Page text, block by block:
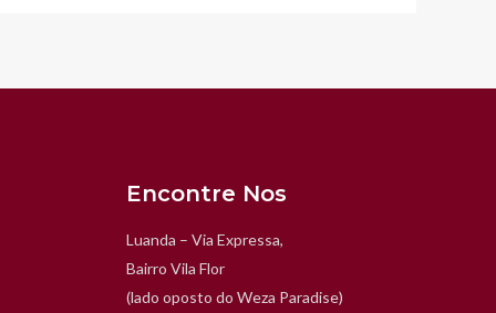
Encontre Nos
Luanda – Via Expressa,
Bairro Vila Flor
(lado oposto do Weza Paradise)